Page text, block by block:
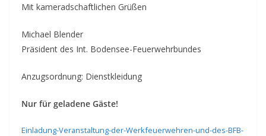
Mit kameradschaftlichen Grüßen
Michael Blender
Präsident des Int. Bodensee-Feuerwehrbundes
Anzugsordnung: Dienstkleidung
Nur für geladene Gäste!
Einladung-Veranstaltung-der-Werkfeuerwehren-und-des-BFB-